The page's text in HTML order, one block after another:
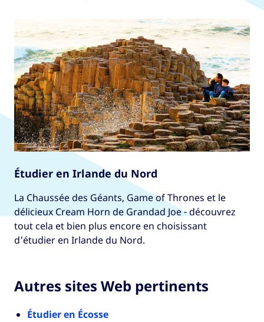
Étudier en Irlande du Nord
La Chaussée des Géants, Game of Thrones et le
délicieux Cream Horn de Grandad Joe - découvrez
tout cela et bien plus encore en choisissant
d'étudier en Irlande du Nord.
Autres sites Web pertinents
Étudier en Écosse